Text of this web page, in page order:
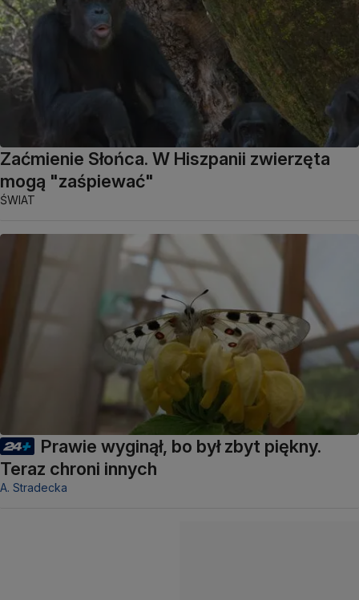
Zaćmienie Słońca. W Hiszpanii zwierzęta
mogą "zaśpiewać"
ŚWIAT
Prawie wyginął, bo był zbyt piękny.
Teraz chroni innych
A. Stradecka